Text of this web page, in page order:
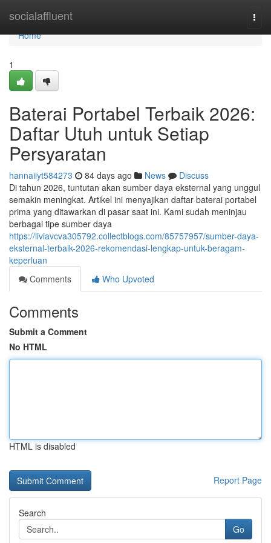
socialaffluent
Home
Home
1
Baterai Portabel Terbaik 2026:
Daftar Utuh untuk Setiap
Persyaratan
hannaiiyt584273 84 days ago News
Discuss
Di tahun 2026, tuntutan akan sumber daya eksternal yang unggul
semakin meningkat. Artikel ini menyajikan daftar baterai portabel
prima yang ditawarkan di pasar saat ini. Kami sudah meninjau
berbagai tipe sumber daya
https://liviavcva305792.collectblogs.com/85757957/sumber-daya-
eksternal-terbaik-2026-rekomendasi-lengkap-untuk-beragam-
keperluan
Comments
Who Upvoted
Comments
Submit a Comment
No HTML
HTML is disabled
Report Page
Search
Go